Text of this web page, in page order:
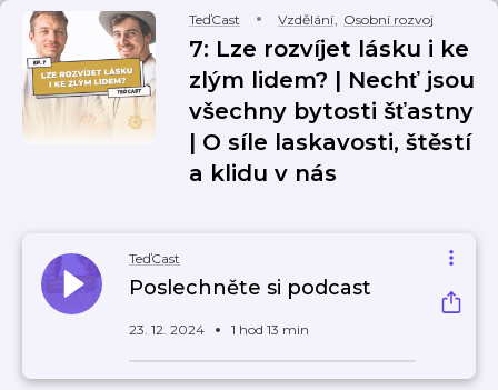
TeďCast Vzdělání, Osobní rozvoj
7: Lze rozvíjet lásku i ke
zlým lidem? | Nechť jsou
všechny bytosti šťastny
| O síle laskavosti, štěstí
a klidu v nás
TeďCast
Poslechněte si podcast
23. 12. 2024 1 hod 13 min